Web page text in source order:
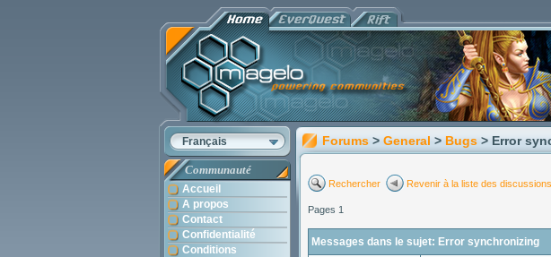
Français
Communauté
Accueil
A propos
Contact
Confidentialité
Conditions
Forums > General > Bugs > Error
Rechercher Revenir à la liste des discussions
Pages 1
Messages dans le sujet: Error synchronizing